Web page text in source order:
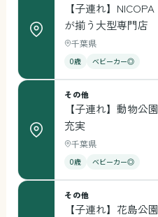
【子連れ】
が揃う大型専門店
千葉県
0歳 ベビーカー◎
その他
【子連れ】動物公
充実
千葉県
0歳 ベビーカー◎
その他
【子連れ】花島公